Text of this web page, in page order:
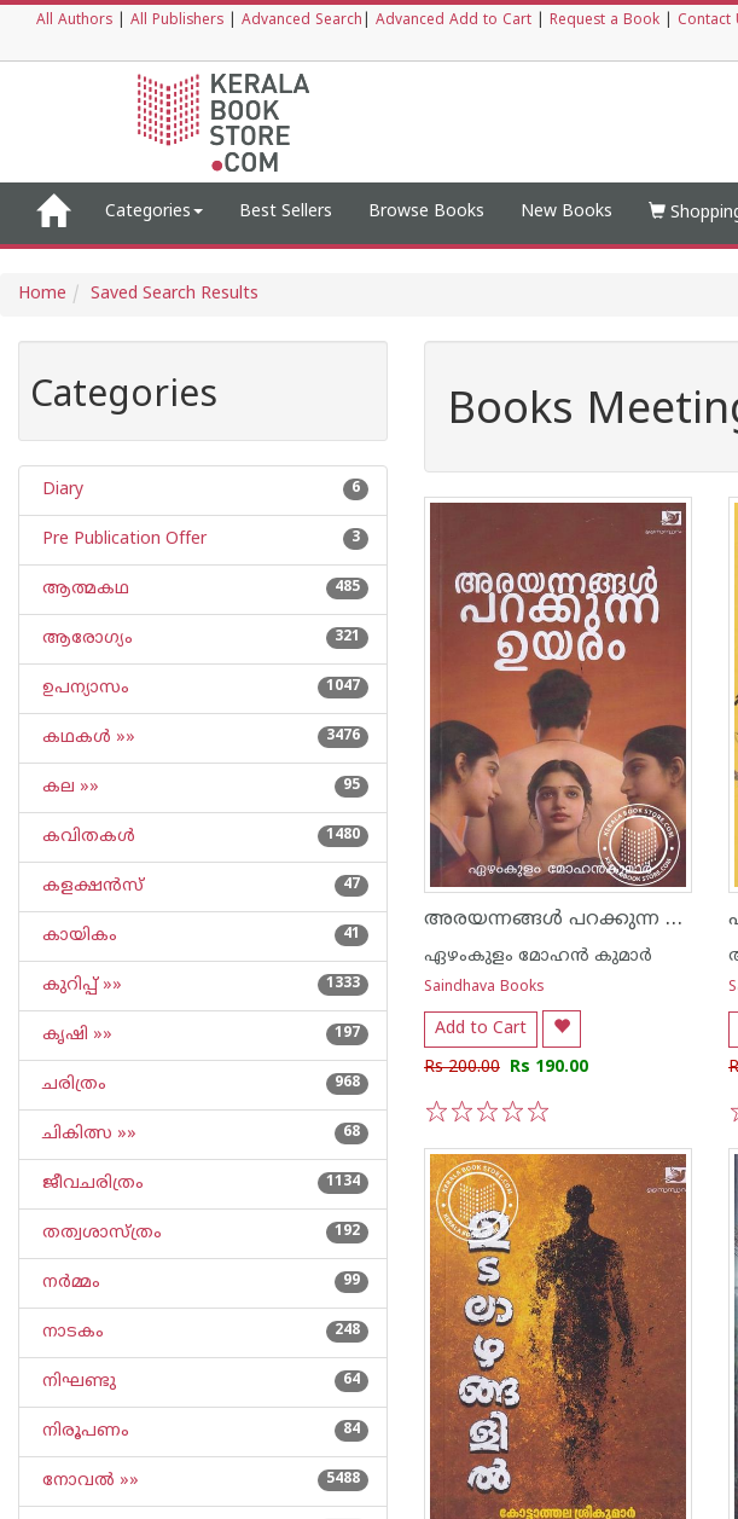
All Authors All Publishers Advanced Search Advanced Add to Cart Request a Book Contact
Categories Best Sellers Browse Books New Books
Home Saved Search Results
Categories
Diary 6
Pre Publication Offer 3
ആത്മകഥ 485
ആരോഗ്യം 321
ഉപന്യാസം 1047
കഥകള്‍ »» 3476
കല »» 95
കവിതകള്‍ 1480
കളക്ഷന്‍സ് 47
കായികം 41
കുറിപ്പ്‌ »» 1333
കൃഷി »» 197
ചരിത്രം 968
ചികിത്സ »» 68
ജീവചരിത്രം 1134
തത്വശാസ്ത്രം 192
നര്‍മ്മം 99
നാടകം 248
നിഘണ്ടു 64
നിരൂപണം 84
നോവല്‍ »» 5488
Books
അരയന്നങ്ങൾ പറക്കുന്ന ഉയരം
ഏഴംകുളം മോഹന്‍ കുമാര്‍
Saindhava Books
Add to Cart
Rs 200.00 Rs 190.00